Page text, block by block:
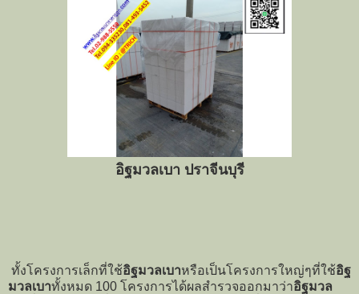
อิฐมวลเบา ปราจีนบุรี
ทั้งโครงการเล็กที่ใช้อิฐมวลเบาหรือเป็นโครงการใหญ่ๆที่ใช้อิฐ
มวลเบาทั้งหมด 100 โครงการได้ผลสำรวจออกมาว่าอิฐมวล